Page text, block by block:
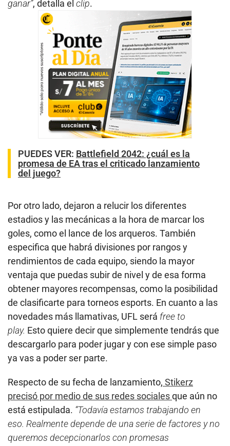
ganar”, detalla el clip.
PUEDES VER: Battlefield 2042: ¿cuál es la
promesa de EA tras el criticado lanzamiento
del juego?
Por otro lado, dejaron a relucir los diferentes
estadios y las mecánicas a la hora de marcar los
goles, como el lance de los arqueros. También
especifica que habrá divisiones por rangos y
rendimientos de cada equipo, siendo la mayor
ventaja que puedas subir de nivel y de esa forma
obtener mayores recompensas, como la posibilidad
de clasificarte para torneos esports. En cuanto a las
novedades más llamativas, UFL será free to
play. Esto quiere decir que simplemente tendrás que
descargarlo para poder jugar y con ese simple paso
ya vas a poder ser parte.
Respecto de su fecha de lanzamiento, Stikerz
precisó por medio de sus redes socialesque aún no
está estipulada. “Todavía estamos trabajando en
eso. Realmente depende de una serie de factores y no
queremos decepcionarlos con promesas